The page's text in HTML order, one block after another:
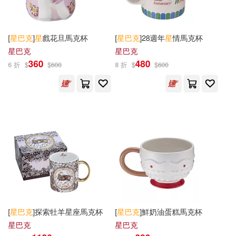
[星巴克]星戲花旦馬克杯
星巴克
6 折 $360 $600
[星巴克]28週年星情馬克杯
星巴克
8 折 $480 $600
[星巴克]探索牡羊星座馬克杯
星巴克
[星巴克]鮮奶油蛋糕馬克杯
星巴克